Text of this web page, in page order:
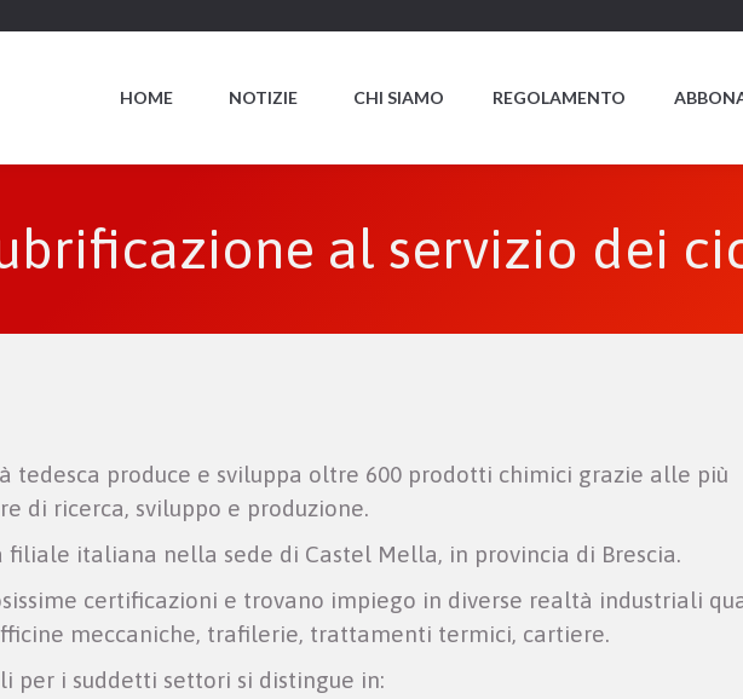
HOME NOTIZIE CHI SIAMO REGOLAMENTO
al servizio dei
tedesca produce e sviluppa oltre 600 prodotti chimici grazie alle più
di ricerca, sviluppo e produzione.
filiale italiana nella sede di Castel Mella, in provincia di Brescia.
certificazioni e trovano impiego in diverse realtà industriali
meccaniche, trafilerie, trattamenti termici, cartiere.
per i suddetti settori si distingue in: